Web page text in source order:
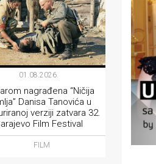
01.08.2026.
nagrađena “Ničija
Danisa Tanovića u
verziji zatvara 32.
Film Festival
FILM